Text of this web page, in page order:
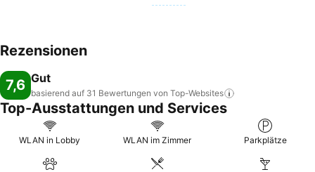
Rezensionen
7,6 Gut
basierend auf 31 Bewertungen von Top-Websites
Top-Ausstattungen und Services
WLAN in Lobby WLAN im Zimmer Parkplätze